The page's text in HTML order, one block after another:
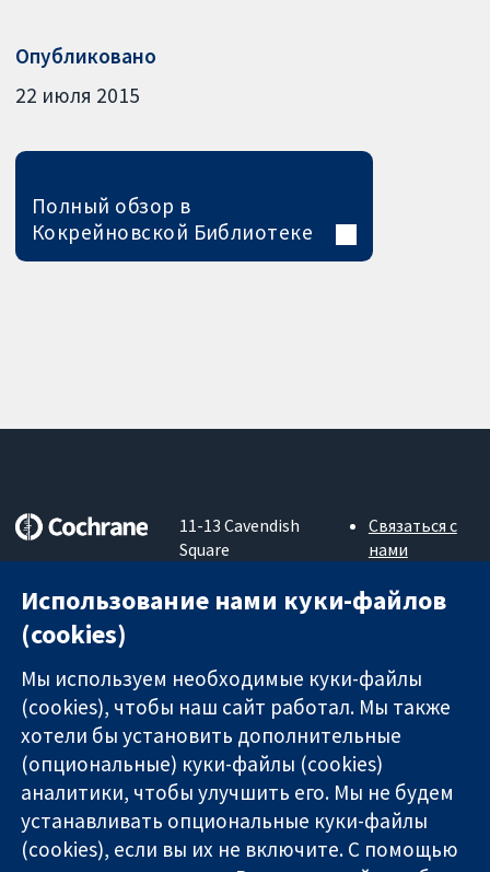
Опубликовано
22 июля 2015
Полный обзор в
Кокрейновской Библиотеке
доказательства
решения
здоровья
11-13 Cavendish
Square
W1G 0AN
Связаться с
нами
Пресс-
Работа
Library
The Cochrane Collaboration is a charity (no. 1045921) and a
company limited by guarantee (no. 03044323) registered in
England & Wales. VAT registration number GB 718 2127 49.
Использование нами куки-файлов
(cookies)
Мы используем необходимые куки-файлы
(cookies), чтобы наш сайт работал. Мы также
хотели бы установить дополнительные
(опциональные) куки-файлы (cookies)
аналитики, чтобы улучшить его. Мы не будем
устанавливать опциональные куки-файлы
(cookies), если вы их не включите. С помощью